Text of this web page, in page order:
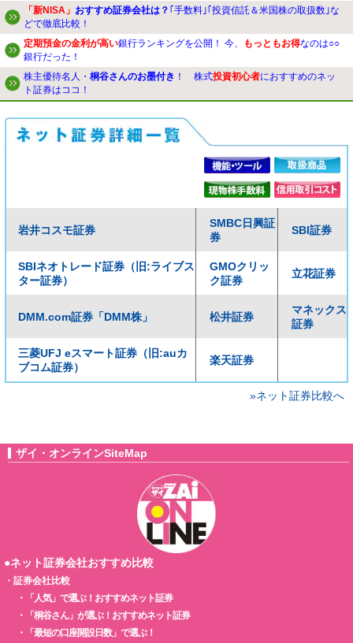
「新NISA」 おすすめ証券会社は？ ｢手数料｣｢投資信託＆米国株の取扱数｣な
どで徹底比較！
定期預金の金利が高い銀行ランキングを公開！ 今、 もっともお得なのは○○
銀行だった！
株主優待名人・ 桐谷さんのお墨付き ！ 株式投資初心者におすすめのネッ
ト証券はココ！
岩井コスモ証券
SMBC日興証
券
SBI証券
SBIネオトレード証券（旧:ライブス
ター証券）
GMOクリッ
ク証券
立花証券
DMM.com証券「DMM株」 松井証券
マネックス
証券
三菱UFJ eスマート証券（旧:auカ
ブコム証券）
楽天証券
»ネット証券比較へ
ザイ・オンラインSiteMap
●ネット証券会社おすすめ比較
・ 証券会社比較
・
「人気」で選ぶ！おすすめネット証券
・
「桐谷さん」が選ぶ！おすすめネット証券
・
「最短の口座開設日数」で選ぶ！